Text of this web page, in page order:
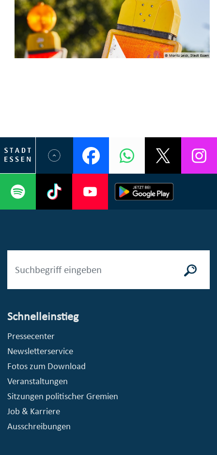
© Moritz Leick, Stadt Essen
Schnelleinstieg
Pressecenter
Newsletterservice
Fotos zum Download
Veranstaltungen
Sitzungen politischer Gremien
Job & Karriere
Ausschreibungen